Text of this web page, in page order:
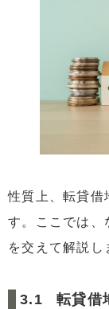
性質上、転貸借
す。ここでは、
を交えて解説し
転貸借